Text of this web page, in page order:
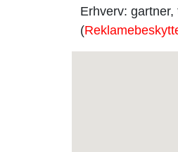
Erhverv: gartner,
(